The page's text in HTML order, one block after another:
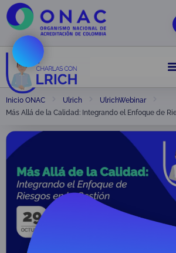
Inicio ONAC Ulrich
UlrichWebinar
Más Allá de la Calidad: Integrando el Enfoque de